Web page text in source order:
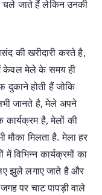
जाते हैं लेकिन उनकी
की खरीदारी करते है,
केवल मेले के समय ही
दुकाने होती हैं जोकि
जानते है, मेले अपने
कार्यक्रम है, मेलों की
मिलता है. मेला हर
विभिन्न कार्यक्रमों का
झुले लगाए जाते है और
पर चाट पापड़ी वाले